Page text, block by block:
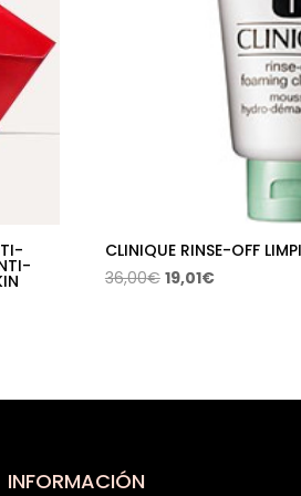
CLINIQUE RINSE-OFF
36,00€ El
19,01€El
INFORMACIÓN